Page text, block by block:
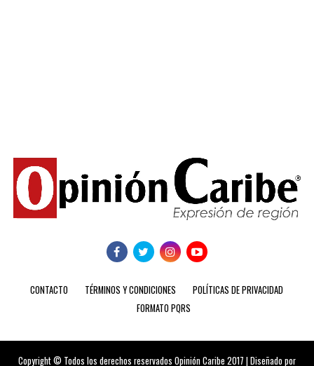
CONTACTO TÉRMINOS Y CONDICIONES
POLÍTICAS DE PRIVACIDAD
FORMATO PQRS
Copyright © Todos los derechos reservados Opinión Caribe 2017 | Diseñado por